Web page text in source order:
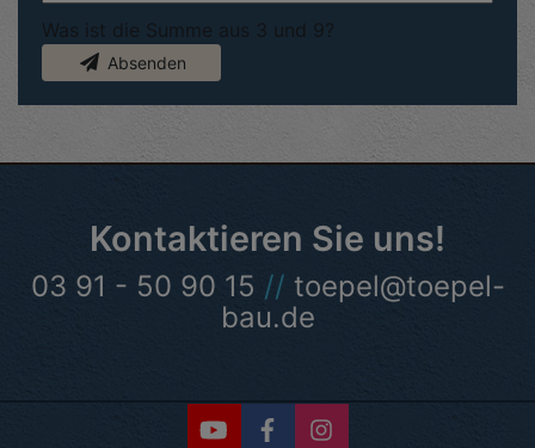
Was ist die Summe aus 3 und 9?
Absenden
Kontaktieren Sie uns!
03 91 - 50 90 15 // toepel@toepel-
bau.de